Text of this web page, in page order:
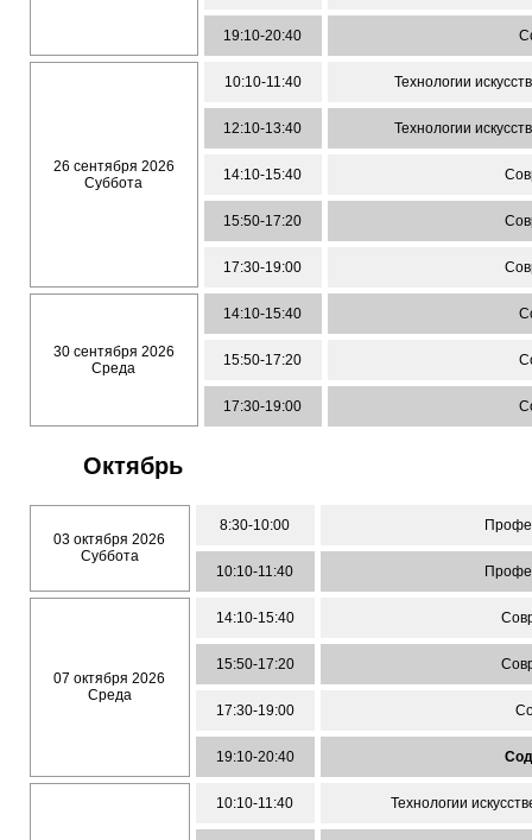
19:10-20:40
26 сентября 2026
Суббота
10:10-11:40 Технологии
12:10-13:40 Технологии
14:10-15:40
15:50-17:20
17:30-19:00
30 сентября 2026
Среда
14:10-15:40
15:50-17:20
17:30-19:00
Октябрь
03 октября 2026
Суббота
8:30-10:00
10:10-11:40
07 октября 2026
Среда
14:10-15:40
15:50-17:20
17:30-19:00
19:10-20:40
10:10-11:40 Технологии